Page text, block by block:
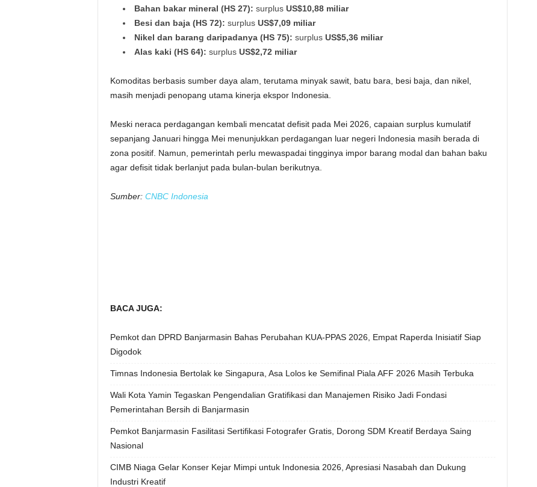
Bahan bakar mineral (HS 27): surplus US$10,88 miliar
Besi dan baja (HS 72): surplus US$7,09 miliar
Nikel dan barang daripadanya (HS 75): surplus US$5,36 miliar
Alas kaki (HS 64): surplus US$2,72 miliar
Komoditas berbasis sumber daya alam, terutama minyak sawit, batu bara, besi baja, dan nikel,
masih menjadi penopang utama kinerja ekspor Indonesia.
Meski neraca perdagangan kembali mencatat defisit pada Mei 2026, capaian surplus kumulatif
sepanjang Januari hingga Mei menunjukkan perdagangan luar negeri Indonesia masih berada di
zona positif. Namun, pemerintah perlu mewaspadai tingginya impor barang modal dan bahan baku
agar defisit tidak berlanjut pada bulan-bulan berikutnya.
Sumber: CNBC Indonesia
BACA JUGA:
Pemkot dan DPRD Banjarmasin Bahas Perubahan KUA-PPAS 2026, Empat Raperda Inisiatif Siap
Digodok
Timnas Indonesia Bertolak ke Singapura, Asa Lolos ke Semifinal Piala AFF 2026 Masih Terbuka
Wali Kota Yamin Tegaskan Pengendalian Gratifikasi dan Manajemen Risiko Jadi Fondasi
Pemerintahan Bersih di Banjarmasin
Pemkot Banjarmasin Fasilitasi Sertifikasi Fotografer Gratis, Dorong SDM Kreatif Berdaya Saing
Nasional
CIMB Niaga Gelar Konser Kejar Mimpi untuk Indonesia 2026, Apresiasi Nasabah dan Dukung
Industri Kreatif